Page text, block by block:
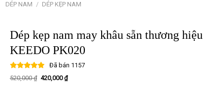
DÉP NAM / DÉP KẸP NAM
Dép kẹp nam may khâu sẵn thương hiệu
KEEDO PK020
Đã bán 1157
520,000₫ Giá
420,000₫Giá
hiện